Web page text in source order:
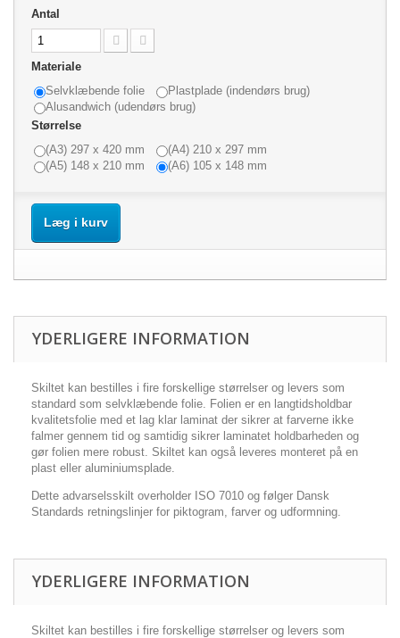
Antal
Materiale
Selvklæbende folie
Plastplade (indendørs brug)
Alusandwich (udendørs brug)
Størrelse
(A3) 297 x 420 mm
(A4) 210 x 297 mm
(A5) 148 x 210 mm
(A6) 105 x 148 mm
Læg i kurv
YDERLIGERE INFORMATION
Skiltet kan bestilles i fire forskellige størrelser og levers som
standard som selvklæbende folie. Folien er en langtidsholdbar
kvalitetsfolie med et lag klar laminat der sikrer at farverne ikke
falmer gennem tid og samtidig sikrer laminatet holdbarheden og
gør folien mere robust. Skiltet kan også leveres monteret på en
plast eller aluminiumsplade.
Dette advarselsskilt overholder ISO 7010 og følger Dansk
Standards retningslinjer for piktogram, farver og udformning.
YDERLIGERE INFORMATION
Skiltet kan bestilles i fire forskellige størrelser og levers som